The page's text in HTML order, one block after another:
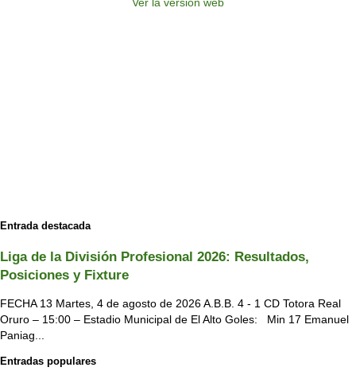
Entrada destacada
Liga de la División Profesional 2026: Resultados,
Posiciones y Fixture
FECHA 13 Martes, 4 de agosto de 2026 A.B.B. 4 - 1 CD Totora Real
Oruro – 15:00 – Estadio Municipal de El Alto Goles: Min 17 Emanuel
Paniag...
Entradas populares